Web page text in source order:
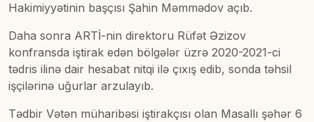
Hakimiyyətinin başçısı Şahin Məmmədov açıb.
Daha sonra ARTİ-nin direktoru Rüfət Əzizov
konfransda iştirak edən bölgələr üzrə 2020-2021-ci
tədris ilinə dair hesabat nitqi ilə çıxış edib, sonda təhsil
işçilərinə uğurlar arzulayıb.
Tədbir Vətən müharibəsi iştirakçısı olan Masallı şəhər 6